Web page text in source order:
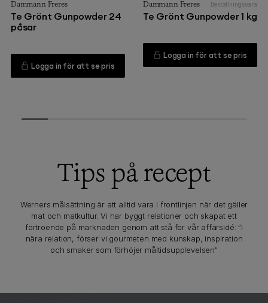
Dammann Freres
Te Grönt Gunpowder 24
påsar
Logga in för att se pris
Dammann Freres Beställningsvara
Te Grönt Gunpowder 1 kg
Logga in för att se pris
Tips på recept
Werners målsättning är att alltid vara i frontlinjen när det gäller
mat och matkultur. Vi har byggt relationer och skapat ett
förtroende på marknaden genom att stå för vår affärsidé: ”I
nära relation, förser vi gourmeten med kunskap, inspiration
och smaker som förhöjer måltidsupplevelsen”